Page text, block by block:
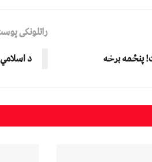
پنځمه برخه
راتلونکی
د